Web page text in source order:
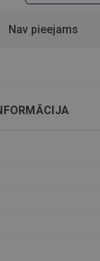
Nav pieejams